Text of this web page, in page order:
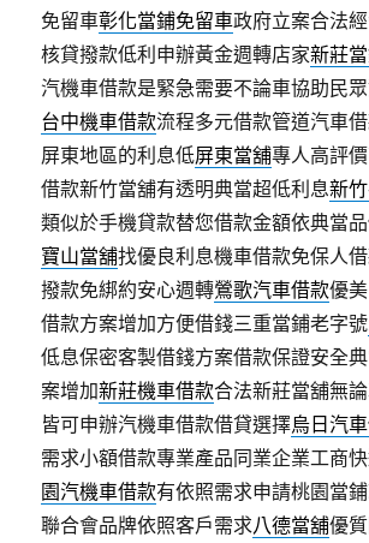
免留車彰化當鋪免留車政府立案合法
核貸撥款低利申辦黃金週轉店家新莊
汽機車借款是緊急需要不論車協助民
台中機車借款流程多元借款管道汽車
屏東地區的利息低屏東當舖專人高評
借款新竹當舖有透明典當超低利息新
類似於手機貸款替您借款金額依典當
寶山當舖找優良利息機車借款免保人
撥款免綁約安心週轉鶯歌汽車借款優
借款方案增加方便借錢三重當鋪老字號
低息保密客製借錢方案借款保證安全
案增加新莊機車借款合法新莊當舖無
皆可申辦汽機車借款借貸選擇烏日汽
需求小額借款專業產品同業企業工商
園汽機車借款有依照需求申請桃園當
聯合會品牌依照客戶需求八德當舖優